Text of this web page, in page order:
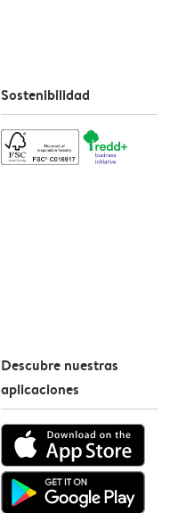
Sostenibilidad
Descubre nuestras
aplicaciones